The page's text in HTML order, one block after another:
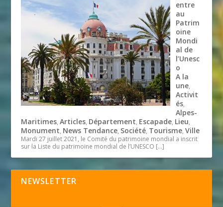
entre
au
Patrim
oine
Mondi
al de
l’Unesc
o
A la
une,
Activit
és,
Alpes-
Maritimes,Articles, Département, Escapade, Lieu,
Monument, News Tendance, Société, Tourisme,Ville
Mardi 27 juillet 2021, le Comité du patrimoine mondial a inscrit
sur la Liste du patrimoine mondial de l’UNESCO […]
NEWSLETTER